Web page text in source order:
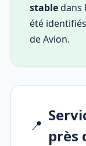
stabledans
été
de Avion.
📍
près